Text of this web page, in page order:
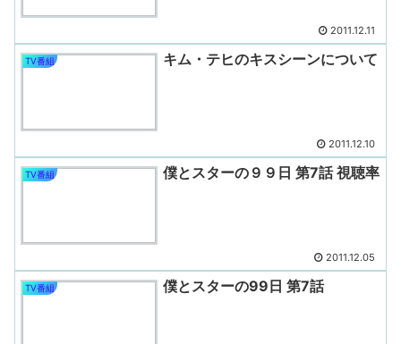
2011.12.11
TV番組 キム・テヒのキスシーンについて
2011.12.10
TV番組 僕とスターの９９日 第7話 視聴率
2011.12.05
TV番組 僕とスターの99日 第7話